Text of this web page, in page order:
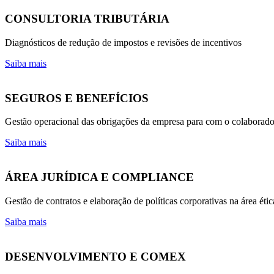
CONSULTORIA TRIBUTÁRIA
Diagnósticos de redução de impostos e revisões de incentivos
Saiba mais
SEGUROS E BENEFÍCIOS
Gestão operacional das obrigações da empresa para com o
Saiba mais
ÁREA JURÍDICA E COMPLIANCE
Gestão de contratos e elaboração de políticas corporativas na área
Saiba mais
DESENVOLVIMENTO E COMEX